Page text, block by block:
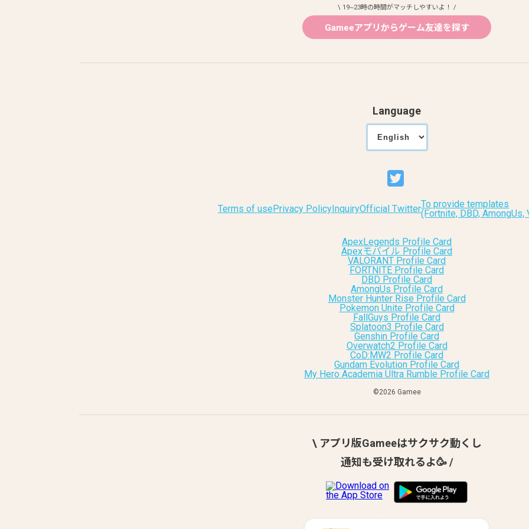
\ 19~23時の時間がマッチしやすいよ！ /
Gameeアプリからゲーム友達を探す
Language
Terms of usePrivacy Policy InquiryOfficial TwitterTo provide templates
(Fortnite, DBD, AmongUs,
ApexLegends Profile Card
Apexモバイル Profile Card
VALORANT Profile Card
FORTNITE Profile Card
DBD Profile Card
AmongUs Profile Card
Monster Hunter Rise Profile Card
Pokemon Unite Profile Card
FallGuys Profile Card
Splatoon3 Profile Card
Genshin Profile Card
Overwatch2 Profile Card
CoD:MW2 Profile Card
Gundam Evolution Profile Card
My Hero Academia Ultra Rumble Profile Card
©︎2026 Gamee
\ アプリ版Gameeはサクサク動くし
通知も受け取れるよ🥳 /